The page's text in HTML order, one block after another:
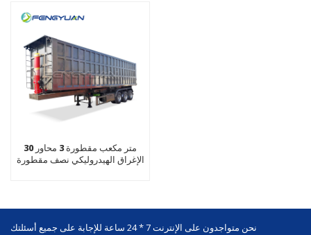
30 متر مكعب مقطورة 3 محاور
الإغراق الهيدروليكي نصف مقطورة
نحن متواجدون على الإنترنت 7 * 24 ساعة للإجابة على جميع أسئلتك